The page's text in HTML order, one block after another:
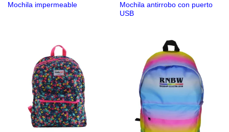
Mochila impermeable
Mochila antirrobo con puerto
USB